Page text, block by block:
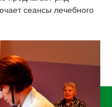
сеансы лечебного